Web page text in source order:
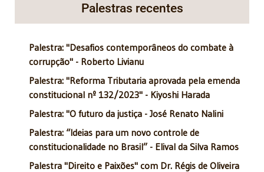
Palestras recentes
Palestra: "Desafios contemporâneos do combate à
corrupção" - Roberto Livianu
Palestra: "Reforma Tributaria aprovada pela emenda
constitucional nº 132/2023" - Kiyoshi Harada
Palestra: "O futuro da justiça - José Renato Nalini
Palestra: “Ideias para um novo controle de
constitucionalidade no Brasil” - Elival da Silva Ramos
Palestra "Direito e Paixões" com Dr. Régis de Oliveira